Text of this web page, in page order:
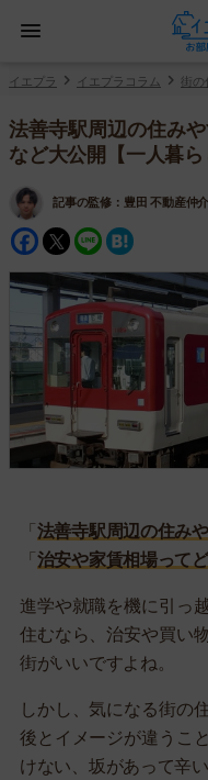
イエプラ イエプラコラム 街の
法善寺駅周辺の住み
など大公開【一人暮ら
記事の監修： 豊田 不動産仲
Facebook
Twitter
Line
「 法善寺駅周辺の住み
「 治安や家賃相場って
進学や就職を機に引っ
住むなら、治安や買い
街がいいですよね。
しかし、気になる街の
後とイメージが違うこ
けない、坂があって辛